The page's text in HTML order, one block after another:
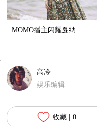
MOMO播主闪耀戛纳
高冷
娱乐编辑
收藏 | 0